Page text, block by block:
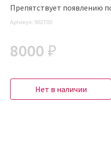
Нет в наличии
Препятствует появлению
Артикул: 902700
8000 ₽